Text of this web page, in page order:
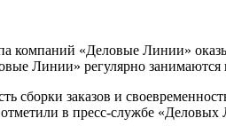
компаний «Деловые Линии»
Линии» регулярно занимаются
сборки заказов и
в пресс-службе «Деловых